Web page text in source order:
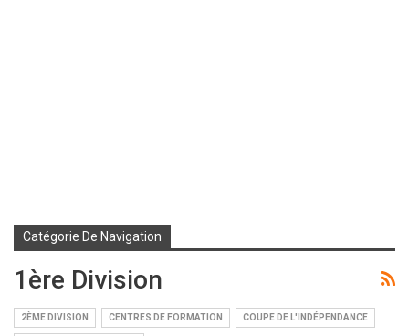
Catégorie De Navigation
1ère Division
2ÈME DIVISION CENTRES DE FORMATION COUPE DE L'INDÉPENDANCE